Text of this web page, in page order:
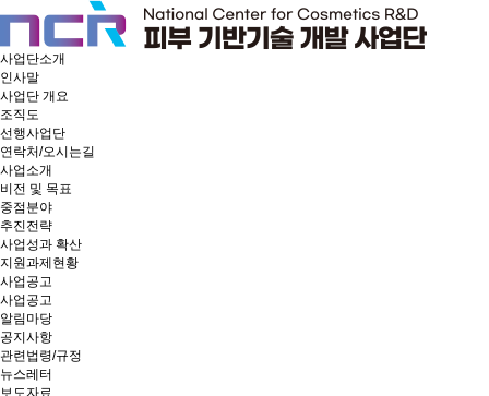
사업단소개
인사말
사업단 개요
조직도
선행사업단
연락처/오시는길
사업소개
비전 및 목표
중점분야
추진전략
사업성과 확산
지원과제현황
사업공고
사업공고
알림마당
공지사항
관련법령/규정
뉴스레터
보도자료